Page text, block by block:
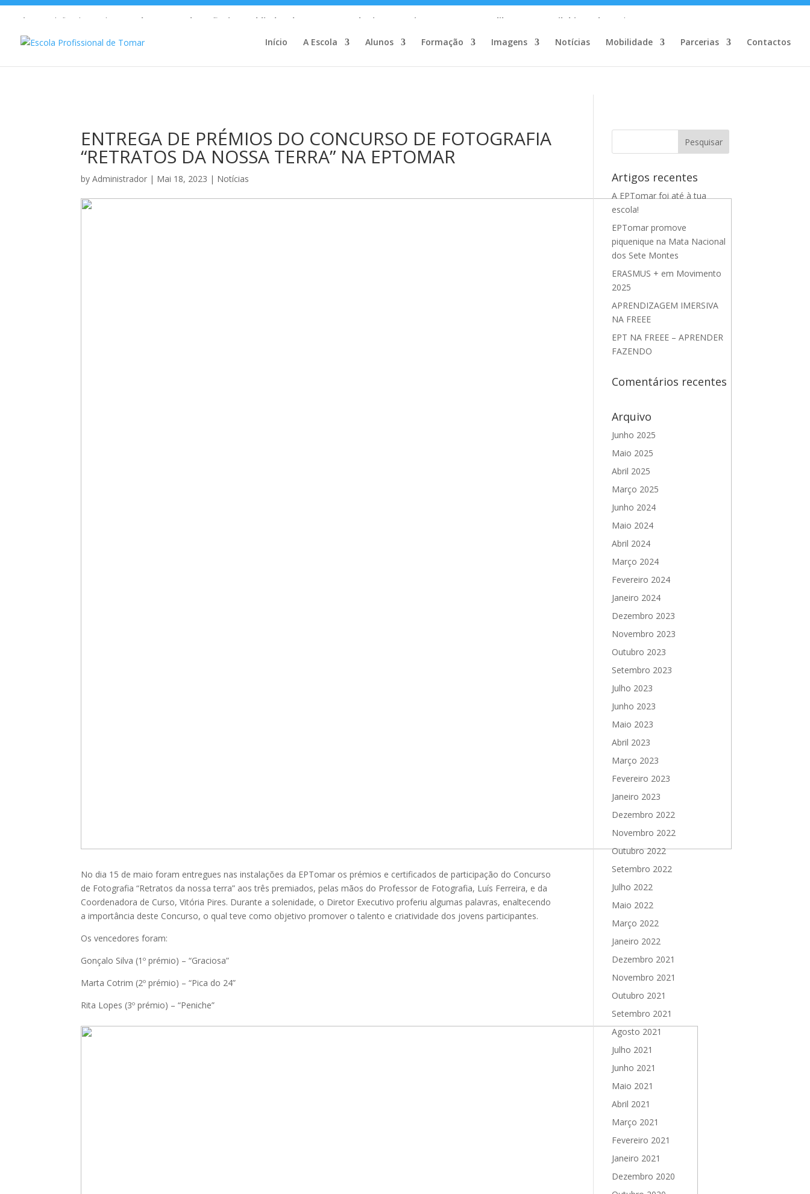
Warning : Undefined array key 1 in /home/escolaprofission/public_html/wp-content/plugins/wp-private-content-pro/lib/Drewm/MailChimp.php on line
Início
A Escola Alunos Formação Imagens Notícias Mobilidade Parcerias Contactos
ENTREGA DE PRÉMIOS DO CONCURSO DE FOTOGRAFIA
“RETRATOS DA NOSSA TERRA” NA EPTOMAR
byAdministrador | Mai 18, 2023 | Notícias
No dia 15 de maio foram entregues nas instalações da EPTomar os prémios e certificados de participação do Concurso
de Fotografia “Retratos da nossa terra” aos três premiados, pelas mãos do Professor de Fotografia, Luís Ferreira, e da
Coordenadora de Curso, Vitória Pires. Durante a solenidade, o Diretor Executivo proferiu algumas palavras, enaltecendo
a importância deste Concurso, o qual teve como objetivo promover o talento e criatividade dos jovens participantes.
Os vencedores foram:
Gonçalo Silva (1º prémio) – “Graciosa”
Marta Cotrim (2º prémio) – “Pica do 24”
Rita Lopes (3º prémio) – “Peniche”
Artigos recentes
A EPTomar foi até à tua
escola!
EPTomar promove
piquenique na Mata Nacional
dos Sete Montes
ERASMUS + em Movimento
2025
APRENDIZAGEM IMERSIVA
NA FREEE
EPT NA FREEE – APRENDER
FAZENDO
Comentários recentes
Arquivo
Junho 2025
Maio 2025
Abril 2025
Março 2025
Junho 2024
Maio 2024
Abril 2024
Março 2024
Fevereiro 2024
Janeiro 2024
Dezembro 2023
Novembro 2023
Outubro 2023
Setembro 2023
Julho 2023
Junho 2023
Maio 2023
Abril 2023
Março 2023
Fevereiro 2023
Janeiro 2023
Dezembro 2022
Novembro 2022
Outubro 2022
Setembro 2022
Julho 2022
Maio 2022
Março 2022
Janeiro 2022
Dezembro 2021
Novembro 2021
Outubro 2021
Setembro 2021
Agosto 2021
Julho 2021
Junho 2021
Maio 2021
Abril 2021
Março 2021
Fevereiro 2021
Janeiro 2021
Dezembro 2020